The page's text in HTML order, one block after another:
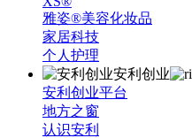
雅姿®美容化妆品
家居科技
个人护理
安利创业
安利创业平台
地方之窗
认识安利